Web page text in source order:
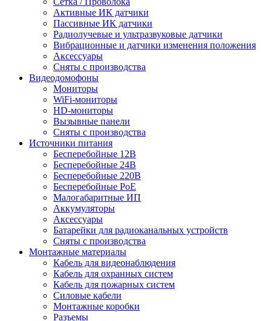
Активные ИК датчики
Пассивные ИК датчики
Радиолучевые и ультразвуковые датчики
Вибрационные и датчики изменения положения
Аксессуары
Сняты с производства
Видеодомофоны
Мониторы
WiFi-мониторы
HD-мониторы
Вызывные панели
Сняты с производства
Источники питания
Бесперебойные 12В
Бесперебойные 24В
Бесперебойные 220В
Бесперебойные PoE
Малогабаритные ИП
Аккумуляторы
Аксессуары
Батарейки для радиоканальных устройств
Сняты с производства
Монтажные материалы
Кабель для видеонаблюдения
Кабель для охранных систем
Кабель для пожарных систем
Силовые кабели
Монтажные коробки
Разъемы